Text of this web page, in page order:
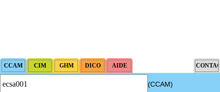
(CCAM)